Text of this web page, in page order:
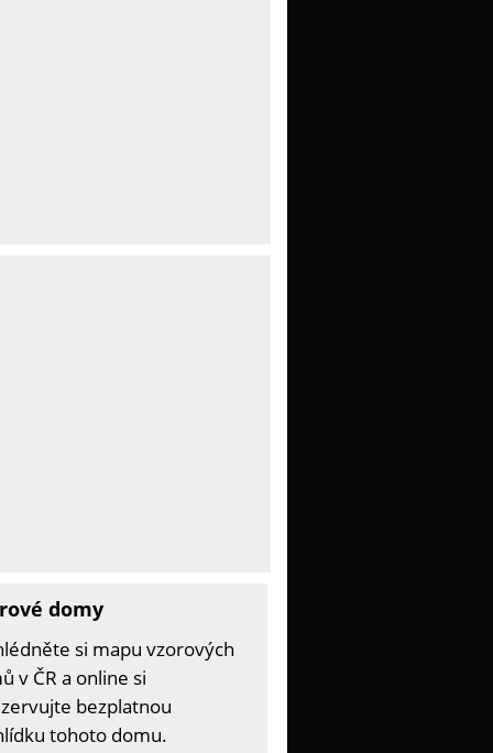
domy
si mapu vzorových
v ČR a online si
bezplatnou
tohoto domu.